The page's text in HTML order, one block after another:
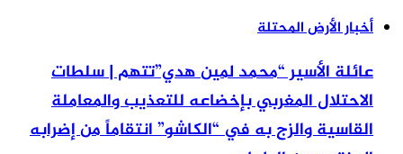
أخبار الأرض المحتلة
عائلة الأسير “محمد لمين هدي”تتهم | سلطات
الاحتلال المغربي بإخضاعه للتعذيب والمعاملة
القاسية والزج به في “الكاشو” انتقاماً من إضرابه